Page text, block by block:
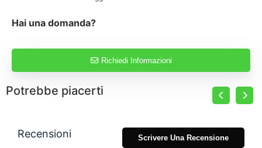
Hai una domanda?
Richiedi Informazioni
Potrebbe piacerti
Recensioni Scrivere Una Recensione